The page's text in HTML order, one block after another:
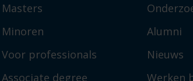
Masters
Minoren
Voor professionals
Associate degree
Alumni
Nieuws
Werken